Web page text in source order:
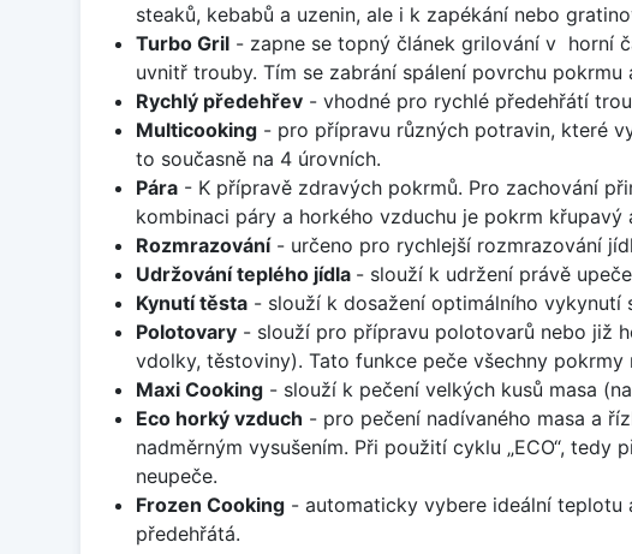
steaků, kebabů a uzenin, ale i k zapékání nebo
Turbo Gril- zapne se topný článek grilování v horní
uvnitř trouby. Tím se zabrání spálení povrchu
Rychlý předehřev- vhodné pro rychlé předehřátí
Multicooking- pro přípravu různých potravin, které
to současně na 4 úrovních.
Pára- K přípravě zdravých pokrmů. Pro zachování
kombinaci páry a horkého vzduchu je pokrm křupavý
Rozmrazování- určeno pro rychlejší rozmrazování
Udržování teplého jídla - slouží k udržení právě
Kynutí těsta- slouží k dosažení optimálního vykynutí
Polotovary- slouží pro přípravu polotovarů nebo již
vdolky, těstoviny). Tato funkce peče všechny
Maxi Cooking- slouží k pečení velkých kusů masa
Eco horký vzduch - pro pečení nadívaného masa a
nadměrným vysušením. Při použití cyklu „ECO“,
neupeče.
Frozen Cooking- automaticky vybere ideální teplotu
předehřátá.